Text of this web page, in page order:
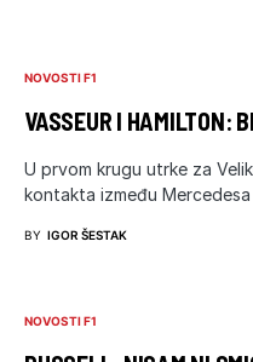
NOVOSTI F1
VASSEUR I HAMILTON:
U prvom krugu utrke za
kontakta između
BY IGOR ŠESTAK
NOVOSTI F1